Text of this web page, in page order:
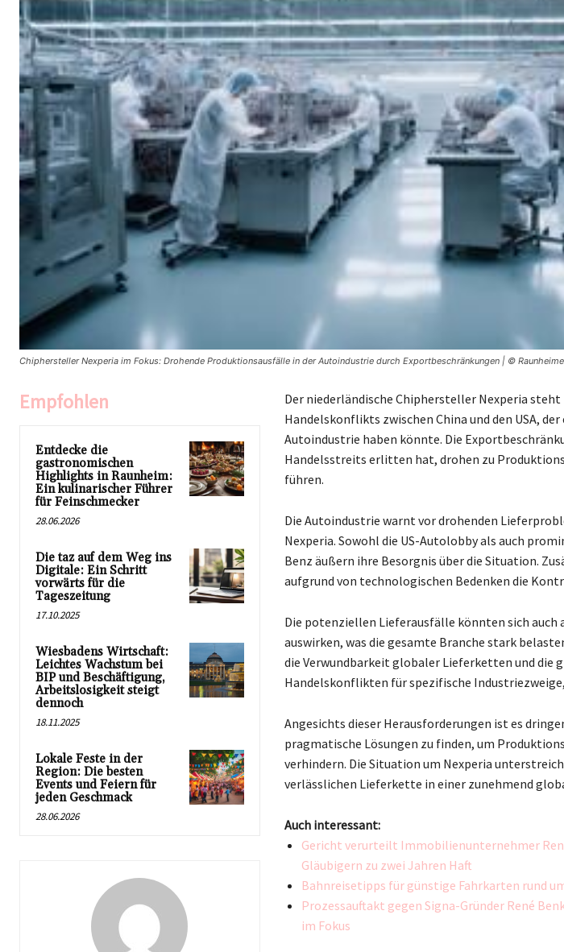
Chiphersteller Nexperia im Fokus: Drohende Produktionsausfälle in der Autoindustrie durch Exportbeschränkungen | ©
Empfohlen
Entdecke die
gastronomischen
Highlights in Raunheim:
Ein kulinarischer Führer
für Feinschmecker
28.06.2026
Die taz auf dem Weg ins
Digitale: Ein Schritt
vorwärts für die
Tageszeitung
17.10.2025
Wiesbadens Wirtschaft:
Leichtes Wachstum bei
BIP und Beschäftigung,
Arbeitslosigkeit steigt
dennoch
18.11.2025
Lokale Feste in der
Region: Die besten
Events und Feiern für
jeden Geschmack
28.06.2026
Der niederländische Chiphersteller Nexperia
Handelskonflikts zwischen China und den USA,
Autoindustrie haben könnte. Die
Handelsstreits erlitten hat, drohen zu
führen.
Die Autoindustrie warnt vor drohenden
Nexperia. Sowohl die US-Autolobby als auch
Benz äußern ihre Besorgnis über die Situation.
aufgrund von technologischen Bedenken die
Die potenziellen Lieferausfälle könnten sich auch
auswirken, was die gesamte Branche stark
die Verwundbarkeit globaler Lieferketten und die
Handelskonflikten für spezifische
Angesichts dieser Herausforderungen ist es
pragmatische Lösungen zu finden, um
verhindern. Die Situation um Nexperia
verlässlichen Lieferkette in einer zunehmend
Auch interessant:
Gericht verurteilt Immobilienunternehmer
Gläubigern zu zwei Jahren Haft
Bahnreisetipps für günstige Fahrkarten rund
Prozessauftakt gegen Signa-Gründer René
im Fokus